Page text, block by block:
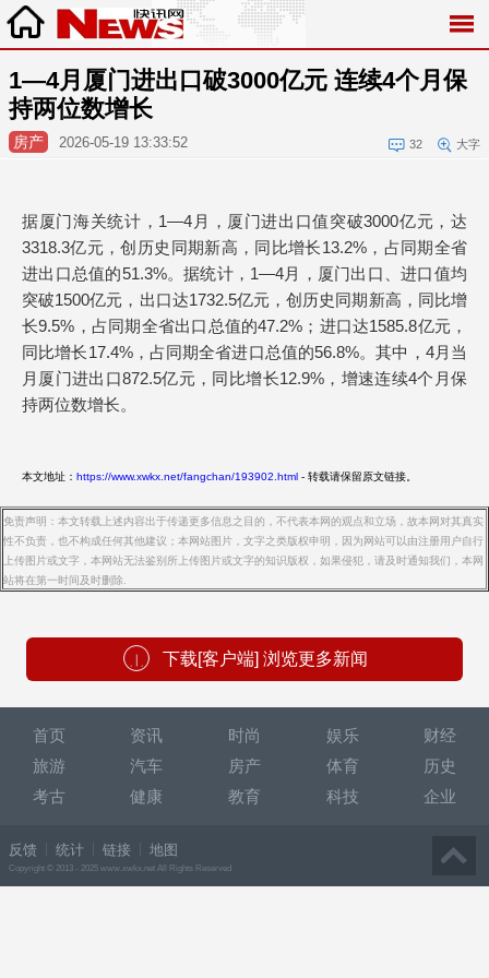
1—4月厦门进出口破3000亿元 连续4个月保
持两位数增长
房产 2026-05-19 13:33:52 32 大字
据厦门海关统计，1—4月，厦门进出口值突破3000亿元，达
3318.3亿元，创历史同期新高，同比增长13.2%，占同期全省
进出口总值的51.3%。据统计，1—4月，厦门出口、进口值均
突破1500亿元，出口达1732.5亿元，创历史同期新高，同比增
长9.5%，占同期全省出口总值的47.2%；进口达1585.8亿元，
同比增长17.4%，占同期全省进口总值的56.8%。其中，4月当
月厦门进出口872.5亿元，同比增长12.9%，增速连续4个月保
持两位数增长。
本文地址： https://www.xwkx.net/fangchan/193902.html - 转载请保留原文链接。
免责声明：本文转载上述内容出于传递更多信息之目的，不代表本网的观点和立场，故本网对其真实
性不负责，也不构成任何其他建议；本网站图片，文字之类版权申明，因为网站可以由注册用户自行
上传图片或文字，本网站无法鉴别所上传图片或文字的知识版权，如果侵犯，请及时通知我们，本网
站将在第一时间及时删除.
下载[客户端] 浏览更多新闻
首页 资讯 时尚 娱乐
财经
旅游
汽车 房产 体育
历史
考古
健康 教育 科技 企业
反馈 统计 链接 地图
Copyright © 2013 - 2025 www.xwkx.net All Rights Reserved